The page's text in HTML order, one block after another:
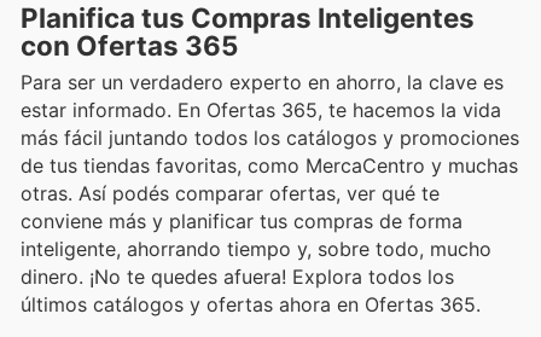
Planifica tus Compras Inteligentes
con Ofertas 365
Para ser un verdadero experto en ahorro, la clave es
estar informado. En Ofertas 365, te hacemos la vida
más fácil juntando todos los catálogos y promociones
de tus tiendas favoritas, como MercaCentro y muchas
otras. Así podés comparar ofertas, ver qué te
conviene más y planificar tus compras de forma
inteligente, ahorrando tiempo y, sobre todo, mucho
dinero. ¡No te quedes afuera! Explora todos los
últimos catálogos y ofertas ahora en Ofertas 365.